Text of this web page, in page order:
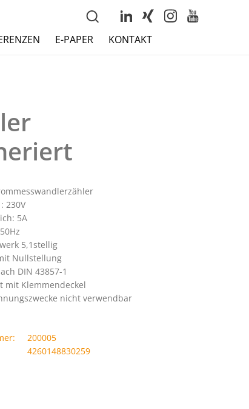
E-PAPER KONTAKT
230V
5A
5,1stellig
Nullstellung
DIN 43857-1
mit Klemmendeckel
nicht verwendbar
200005
4260148830259